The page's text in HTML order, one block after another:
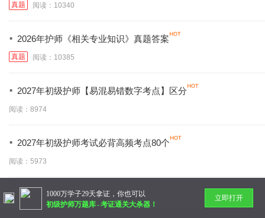
真题 阅读：10340
· 2026年护师《相关专业知识》真题答案
真题 阅读：10385
· 2027年初级护师【易混易错数字考点】区分
阅读：8974
· 2027年初级护师考试必背高频考点80个
阅读：5973
暂无更多
1000万学子29天拿证，你也可以
初级护师万题库-考证通关大杀器！
立即打开